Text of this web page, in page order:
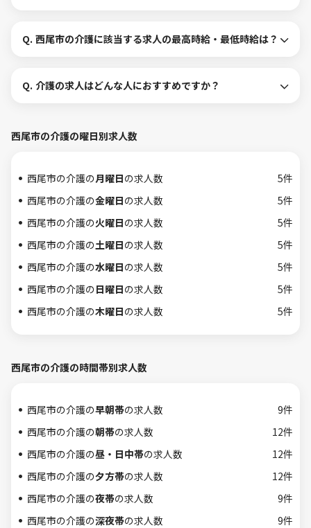
Q. 西尾市の介護に該当する求人の最高時給・最低時給は？
Q. 介護の求人はどんな人におすすめですか？
西尾市の介護の曜日別求人数
西尾市の介護の月曜日の求人数
5件
西尾市の介護の金曜日の求人数
5件
西尾市の介護の火曜日の求人数
5件
西尾市の介護の土曜日の求人数
5件
西尾市の介護の水曜日の求人数
5件
西尾市の介護の日曜日の求人数
5件
西尾市の介護の木曜日の求人数 5件
西尾市の介護の時間帯別求人数
西尾市の介護の早朝帯の求人数
9件
西尾市の介護の朝帯の求人数
12件
西尾市の介護の昼・日中帯の求人数
12件
西尾市の介護の夕方帯の求人数
12件
西尾市の介護の夜帯の求人数
9件
西尾市の介護の深夜帯の求人数 9件